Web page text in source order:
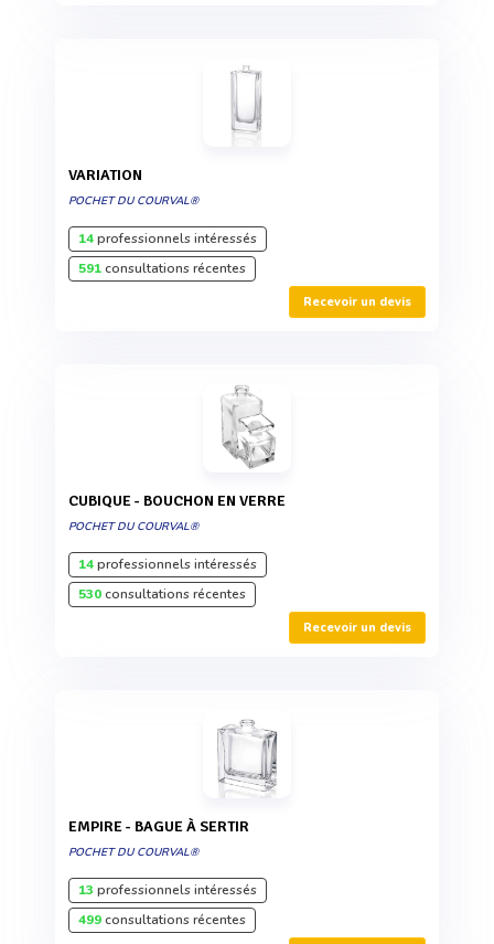
VARIATION
POCHET DU COURVAL®
14professionnels intéressés
591consultations récentes
Recevoir un devis
CUBIQUE - BOUCHON EN VERRE
POCHET DU COURVAL®
14professionnels intéressés
530consultations récentes
Recevoir un devis
EMPIRE - BAGUE À SERTIR
POCHET DU COURVAL®
13 professionnels intéressés
499consultations récentes